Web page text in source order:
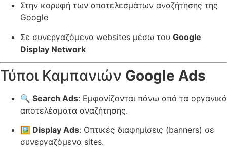
Στην κορυφή των αποτελεσμάτων αναζήτησης της
Google
Σε συνεργαζόμενα websites μέσω του Google
Display Network
Τύποι Καμπανιών Google Ads
🔍 Search Ads: Εμφανίζονται πάνω από τα οργανικά
αποτελέσματα αναζήτησης.
🖼️ Display Ads: Οπτικές διαφημίσεις (banners) σε
συνεργαζόμενα sites.